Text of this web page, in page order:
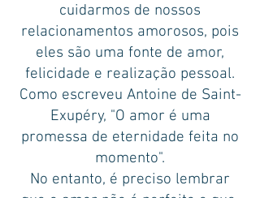
cuidarmos de nossos
relacionamentos amorosos, pois
eles são uma fonte de amor,
felicidade e realização pessoal.
Como escreveu Antoine de Saint-
Exupéry, "O amor é uma
promessa de eternidade feita no
momento".
No entanto, é preciso lembrar